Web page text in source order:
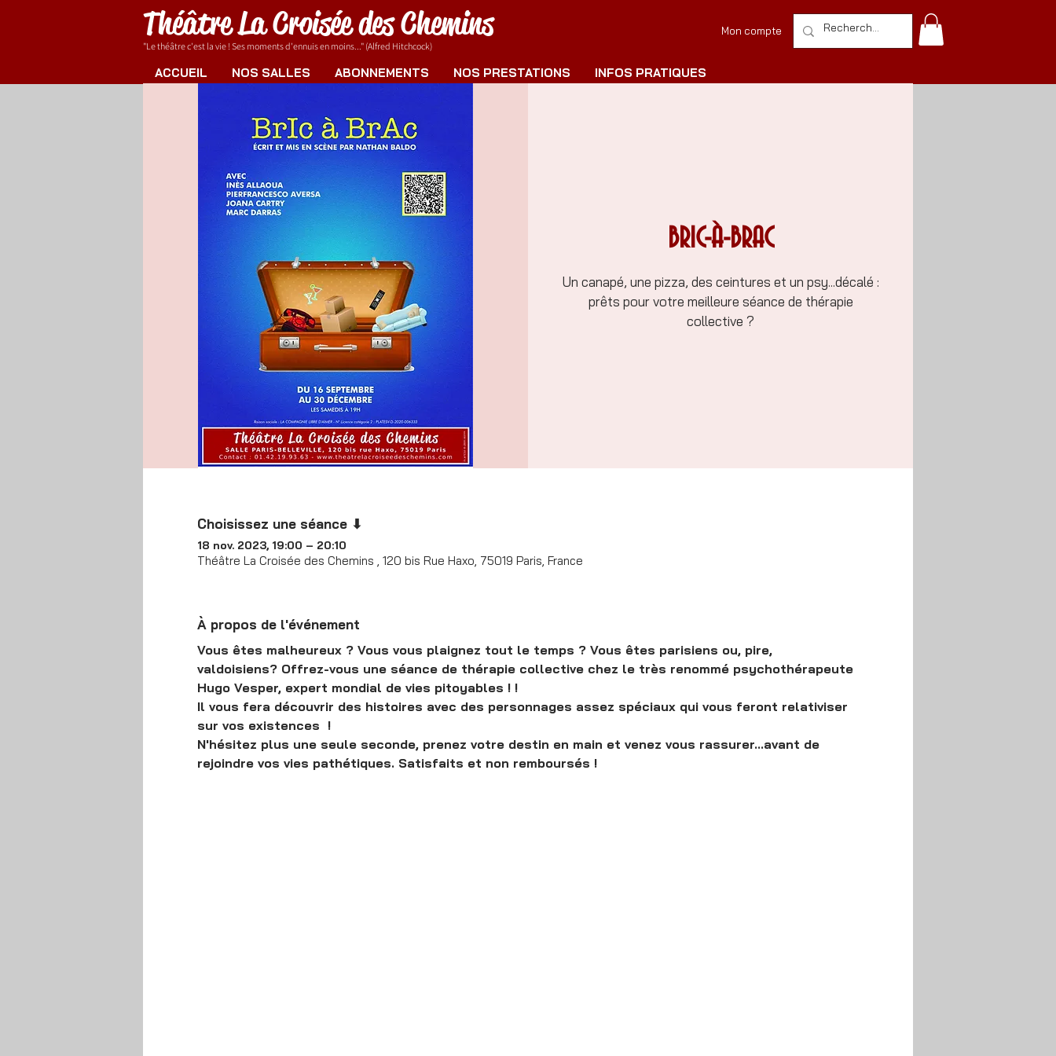
Théâtre La Croisée des Chemins
"Le théâtre c'est la vie ! Ses moments d'ennuis en moins..." (Alfred Hitchcock)
Mon compte
ACCUEIL NOS SALLES ABONNEMENTS NOS PRESTATIONS INFOS PRATIQUES
BRIC-À-BRAC
Un canapé, une pizza, des ceintures et un psy...décalé :
prêts pour votre meilleure séance de thérapie
collective ?
Choisissez une séance ⬇
18 nov. 2023, 19:00 – 20:10
Théâtre La Croisée des Chemins , 120 bis Rue Haxo, 75019 Paris, France
À propos de l'événement
Vous êtes malheureux ? Vous vous plaignez tout le temps ? Vous êtes parisiens ou, pire,
valdoisiens? Offrez-vous une séance de thérapie collective chez le très renommé psychothérapeute
Hugo Vesper, expert mondial de vies pitoyables ! !
Il vous fera découvrir des histoires avec des personnages assez spéciaux qui vous feront relativiser
sur vos existences  !
N'hésitez plus une seule seconde, prenez votre destin en main et venez vous rassurer...avant de
rejoindre vos vies pathétiques. Satisfaits et non remboursés !